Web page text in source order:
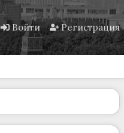
Войти Регистрация